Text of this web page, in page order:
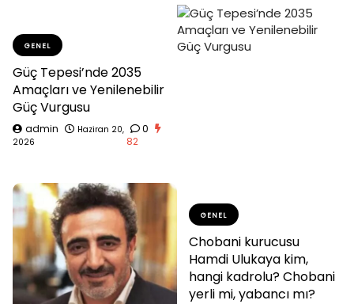
GENEL
Güç Tepesi’nde 2035
Amaçları ve Yenilenebilir
Güç Vurgusu
admin
Haziran 20,
2026
0
82
GENEL
Chobani kurucusu
Hamdi Ulukaya kim,
hangi kadrolu? Chobani
yerli mi, yabancı mı?